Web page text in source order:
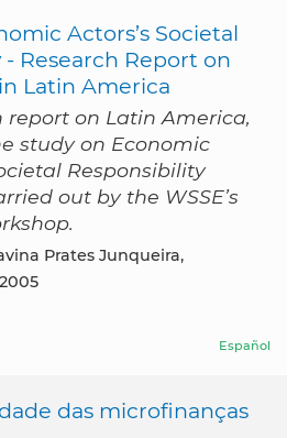
Actors’s Societal
Research Report on
Latin America
report on Latin America,
study on Economic
Responsibility
out by the WSSE’s
Español
das microfinanças